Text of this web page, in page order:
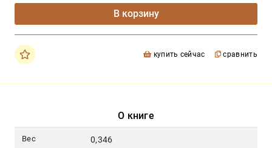
В корзину
купить сейчас сравнить
О книге
Вес 0,346